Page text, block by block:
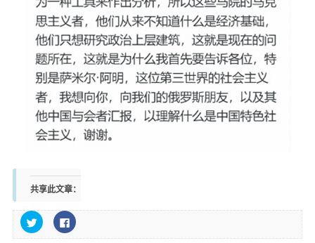
共享此文章：
点
击
以
点
击
以